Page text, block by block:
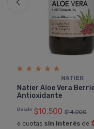
NATIER
Natier Aloe Vera
Antioxidante
Desde $10.500 $14.000
6 cuotas sin interés de